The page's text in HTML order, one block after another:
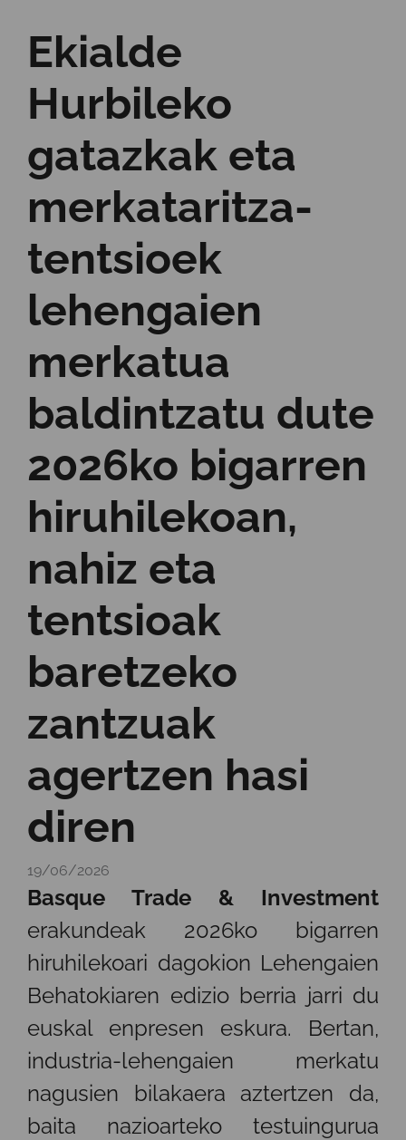
Ekialde
Hurbileko
gatazkak eta
merkataritza-
tentsioek
lehengaien
merkatua
baldintzatu dute
2026ko bigarren
hiruhilekoan,
nahiz eta
tentsioak
baretzeko
zantzuak
agertzen hasi
diren
19/06/2026
Basque Trade & Investment
erakundeak 2026ko bigarren
hiruhilekoari dagokion Lehengaien
Behatokiaren edizio berria jarri du
euskal enpresen eskura. Bertan,
industria-lehengaien merkatu
nagusien bilakaera aztertzen da,
baita nazioarteko testuingurua